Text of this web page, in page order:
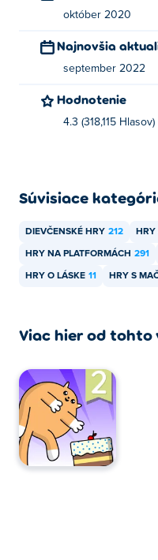
október 2020
Najnovšia
september 2022
Hodnotenie
4.3 (318,115 Hlasov)
Súvisiace
DIEVČENSKÉ HRY 212 HRY
HRY NA PLATFORMÁCH 291
HRY O LÁSKE 11 HRY S
Viac hier od tohto